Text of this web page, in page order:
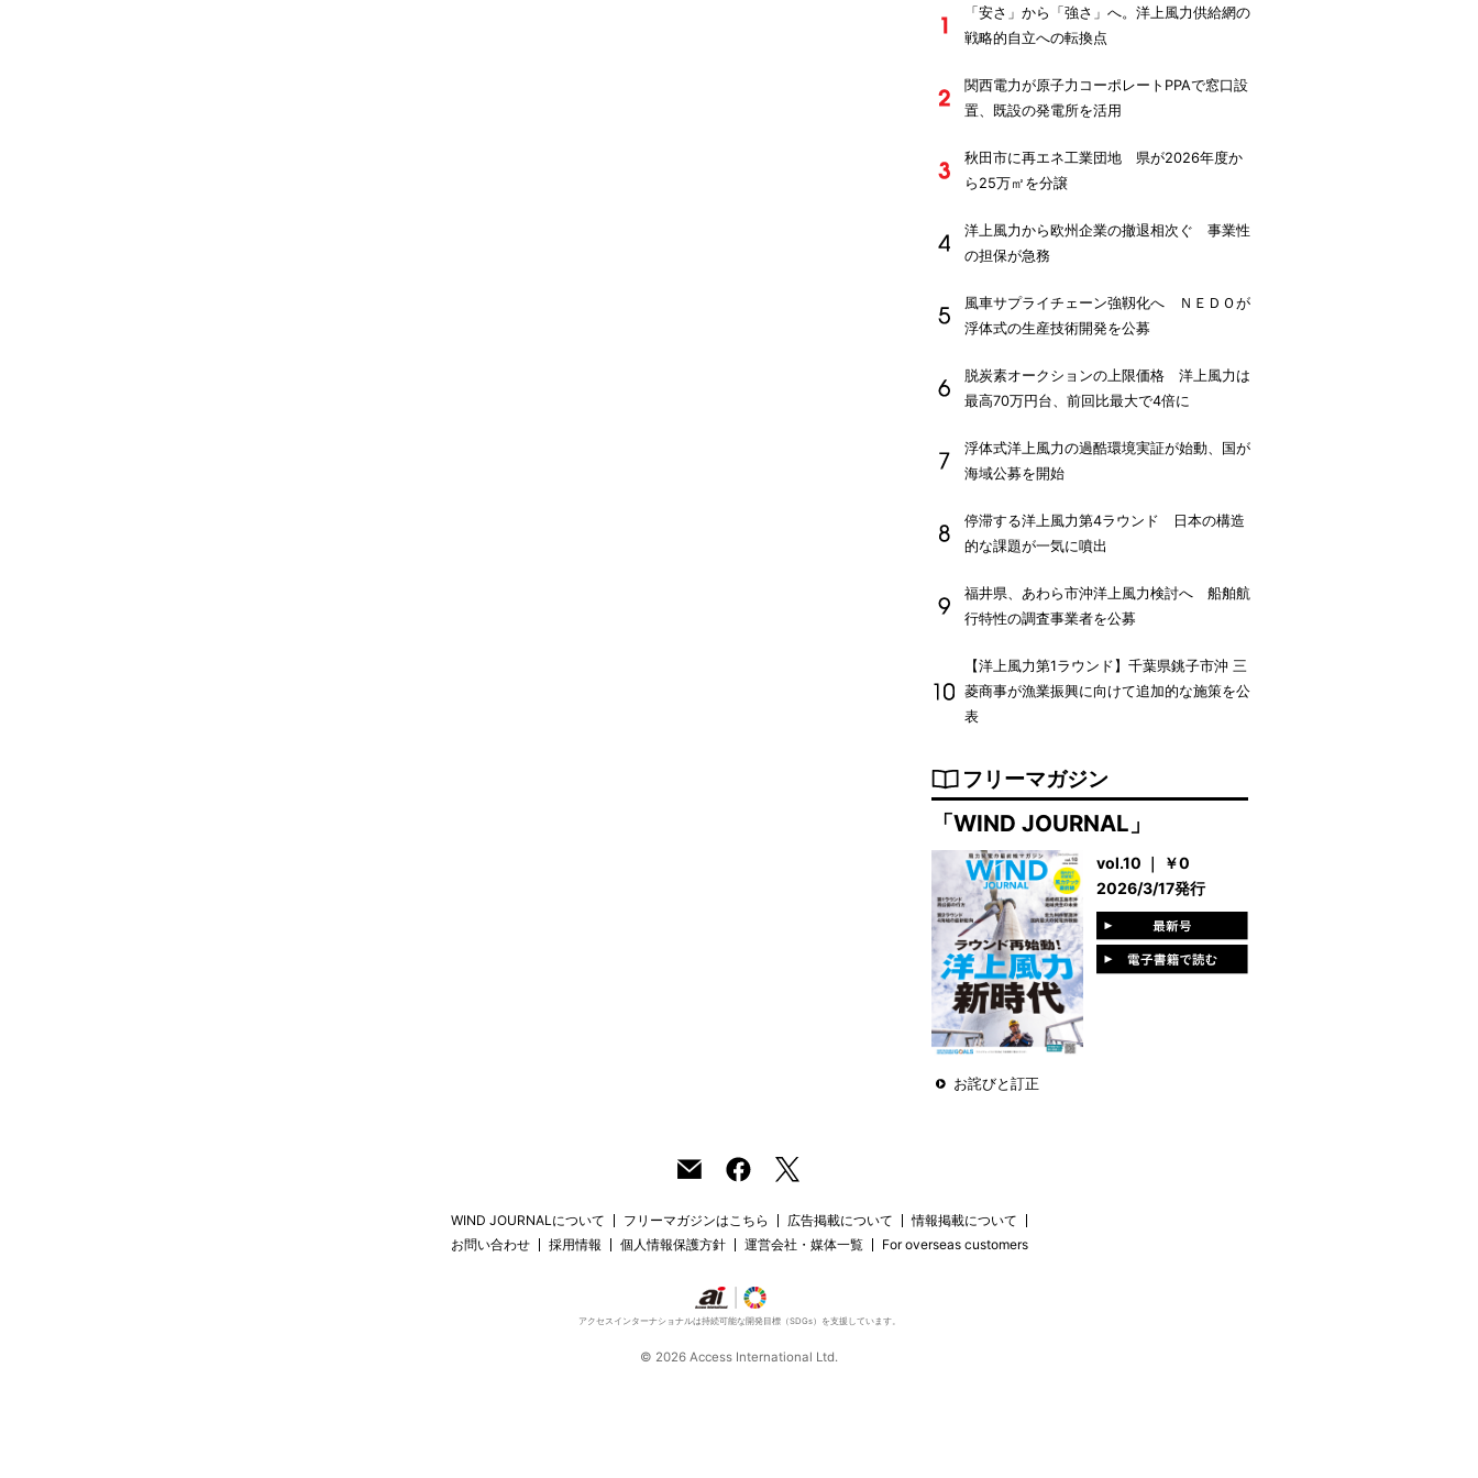
「安さ」から「強さ」へ。洋上風力供給網の
戦略的自立への転換点
関西電力が原子力コーポレートPPAで窓口設
置、既設の発電所を活用
秋田市に再エネ工業団地 県が2026年度か
ら25万㎡を分譲
洋上風力から欧州企業の撤退相次ぐ 事業性
の担保が急務
風車サプライチェーン強靱化へ ＮＥＤＯが
浮体式の生産技術開発を公募
脱炭素オークションの上限価格 洋上風力は
最高70万円台、前回比最大で4倍に
浮体式洋上風力の過酷環境実証が始動、国が
海域公募を開始
停滞する洋上風力第4ラウンド 日本の構造
的な課題が一気に噴出
福井県、あわら市沖洋上風力検討へ 船舶航
行特性の調査事業者を公募
【洋上風力第1ラウンド】千葉県銚子市沖 三
菱商事が漁業振興に向けて追加的な施策を公
表
フリーマガジン
「WIND JOURNAL」
vol.10 ｜ ￥0
2026/3/17発行
お詫びと訂正
WIND JOURNALについて フリーマガジンはこちら 広告掲載について
情報掲載について
お問い合わせ
採用情報 個人情報保護方針 運営会社・媒体一覧 For overseas customers
アクセスインターナショナルは持続可能な開発目標（SDGs）を支援しています。
© 2026 Access International Ltd.